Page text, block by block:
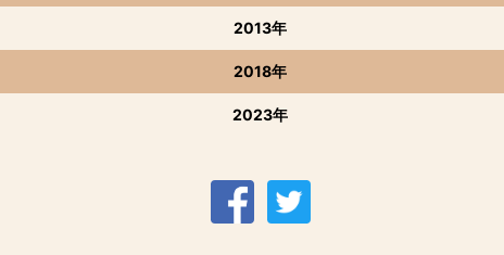
2013年
2018年
2023年